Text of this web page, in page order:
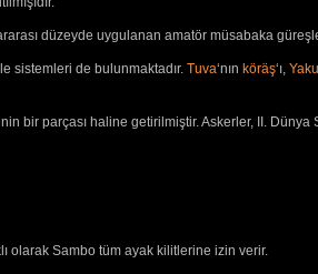
düzeyde uygulanan amatör müsabaka
sistemleri de bulunmaktadır.Tuva‘nın köräş‘ı,
bir parçası haline getirilmiştir. Askerler, II. Dünya
olarak Sambo tüm ayak kilitlerine izin verir.